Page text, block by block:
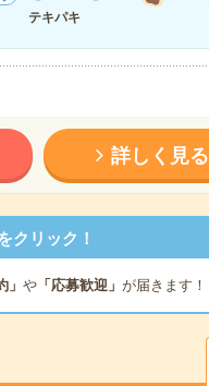
テキパキ
詳しく見る
クリック！
」 や「応募歓迎」 が届きます！